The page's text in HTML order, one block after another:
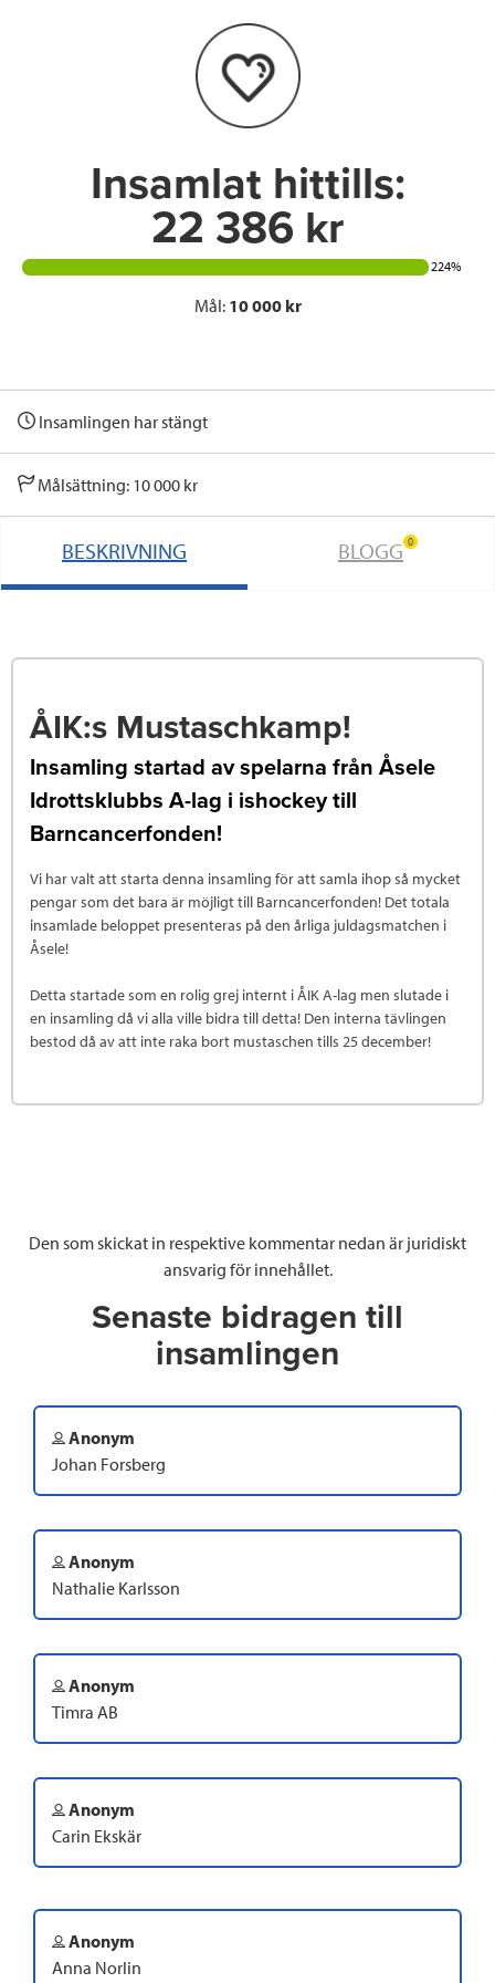
e
I
n
Insamlat hittills:
22 386 kr
224%
Mål: 10 000 kr
Insamlingen har stängt
Målsättning: 10 000 kr
BESKRIVNING BLOGG 0
ÅIK:s Mustaschkamp!
Insamling startad av spelarna från Åsele
Idrottsklubbs A-lag i ishockey till
Barncancerfonden!
Vi har valt att starta denna insamling för att samla ihop så mycket
pengar som det bara är möjligt till Barncancerfonden! Det totala
insamlade beloppet presenteras på den årliga juldagsmatchen i
Åsele!
Detta startade som en rolig grej internt i ÅIK A-lag men slutade i
en insamling då vi alla ville bidra till detta! Den interna tävlingen
bestod då av att inte raka bort mustaschen tills 25 december!
Den som skickat in respektive kommentar nedan är juridiskt
ansvarig för innehållet.
Senaste bidragen till
insamlingen
Anonym
Johan Forsberg
Anonym
Nathalie Karlsson
Anonym
Timra AB
Anonym
Carin Ekskär
Anonym
Anna Norlin